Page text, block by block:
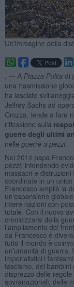
Un'immagine della
. — A Piazza Pulita di
una trasmissione
ha lasciato
Jeffrey Sachs ad
Crozza, tende a fare
riflessione sulla
guerre degli ultimi
nelle guerre a pezzi.
Nel 2014 papa
pezzi, intendendo
massacri e
coordinate in un
Francesco ampliò la
un’espansione
intere nazioni con
totale. Con il nuovo
cronicizzarsi della
l’ampliamento dei
da Francesco è
tutto il mondo è
un’umanità di
imperialistici i
fascismo, dei
disprezzo delle
sovranazionali, delle